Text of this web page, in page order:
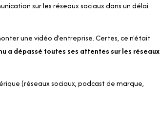
sur les réseaux sociaux dans un délai
une vidéo d'entreprise. Certes, ce n'était
a dépassé toutes ses attentes sur les réseaux
(réseaux sociaux, podcast de marque,